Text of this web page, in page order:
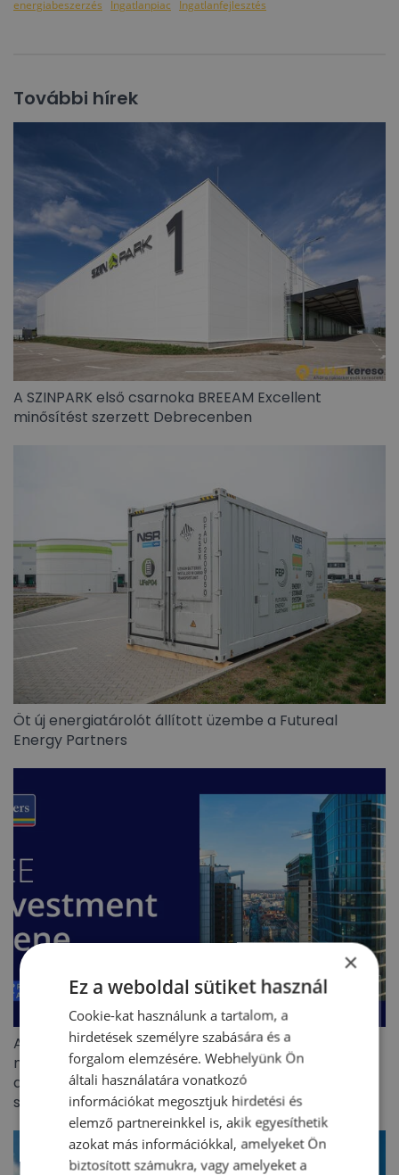
energiabeszerzés Ingatlanpiac Ingatlanfejlesztés
További hírek
A SZINPARK első csarnoka BREEAM Excellent
minősítést szerzett Debrecenben
Öt új energiatárolót állított üzembe a Futureal
Energy Partners
A CEE kereskedelmiingatlan-befektetési piac 5,8
milliárd eurós forgalmat ért el 2026 első félévében –
a befektetők visszatértek, de jóval szelektívebb
stratégiával
×
Ez a weboldal sütiket használ
Cookie-kat használunk a tartalom, a
hirdetések személyre szabására és a
forgalom elemzésére. Webhelyünk Ön
általi használatára vonatkozó
információkat megosztjuk hirdetési és
elemző partnereinkkel is, akik egyesíthetik
azokat más információkkal, amelyeket Ön
biztosított számukra, vagy amelyeket a